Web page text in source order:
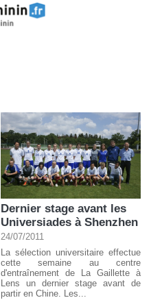
Dernier stage avant les
Universiades à Shenzhen
24/07/2011
La sélection universitaire effectue
cette semaine au centre
d'entraînement de La Gaillette à
Lens un dernier stage avant de
partir en Chine. Les...